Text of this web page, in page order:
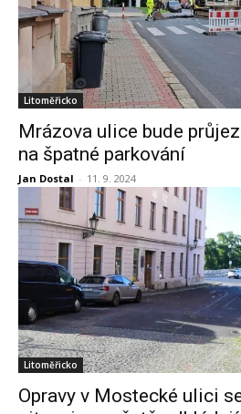
Litoměřicko
Mrázova ulice bude
na špatné parkování
Jan Dostal - 11. 9. 2024
Litoměřicko
Opravy v Mostecké ulici